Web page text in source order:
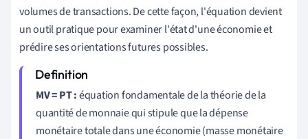
volumes de transactions. De cette façon, l'équation devient
un outil pratique pour examiner l'état d'une économie et
prédire ses orientations futures possibles.
MV = PT :équation fondamentale de la théorie de la
quantité de monnaie qui stipule que la dépense
monétaire totale dans une économie (masse monétaire